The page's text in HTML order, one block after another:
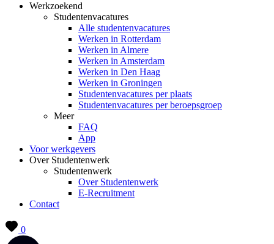
Werkzoekend
Studentenvacatures
Alle studentenvacatures
Werken in Rotterdam
Werken in Almere
Werken in Amsterdam
Werken in Den Haag
Werken in Groningen
Studentenvacatures per plaats
Studentenvacatures per beroepsgroep
Meer
FAQ
App
Voor werkgevers
Over Studentenwerk
Studentenwerk
Over Studentenwerk
E-Recruitment
Contact
0